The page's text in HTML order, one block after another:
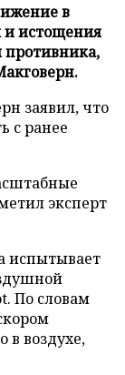
в
и истощения
противника,
заявил, что
с ранее
эксперт
испытывает
По словам
в воздухе,